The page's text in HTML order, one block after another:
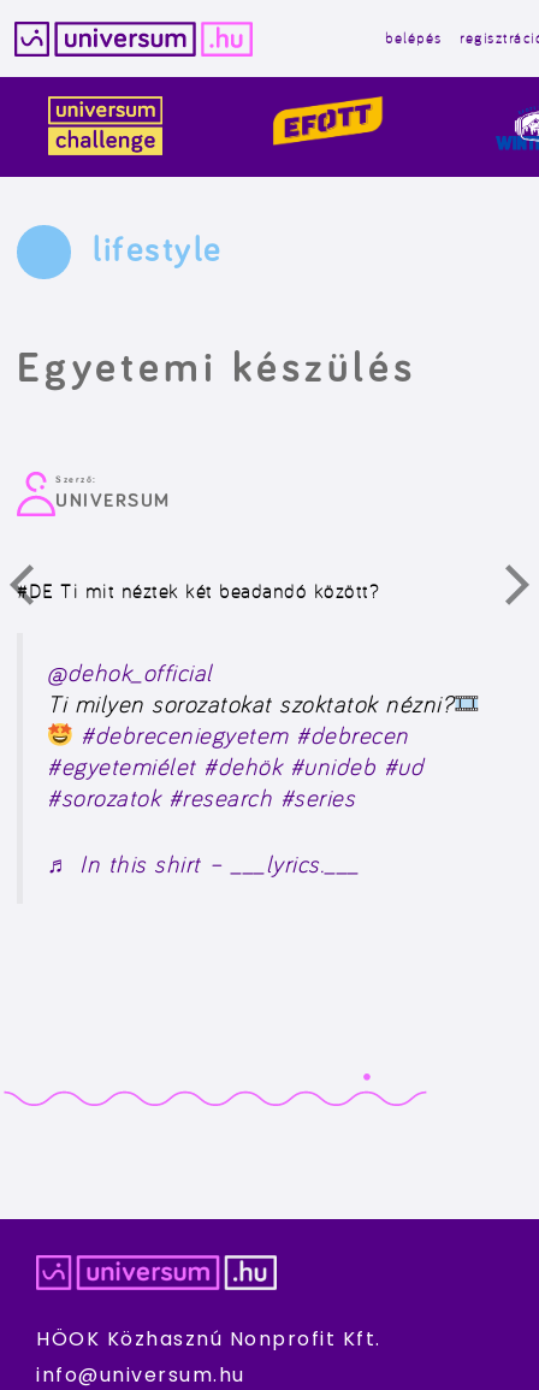
tartalomba
belépés
lifestyle
Egyetemi készülés
Szerző:
UNIVERSUM
#DE Ti mit néztek két beadandó között?
@dehok_official
Ti milyen sorozatokat szoktatok nézni?
#debreceniegyetem #debrecen
#egyetemiélet #dehök #unideb #ud
#sorozatok #research #series
♬ In this shirt – ___lyrics.___
HÖOK Közhasznú Nonprofit Kft.
info@universum.hu